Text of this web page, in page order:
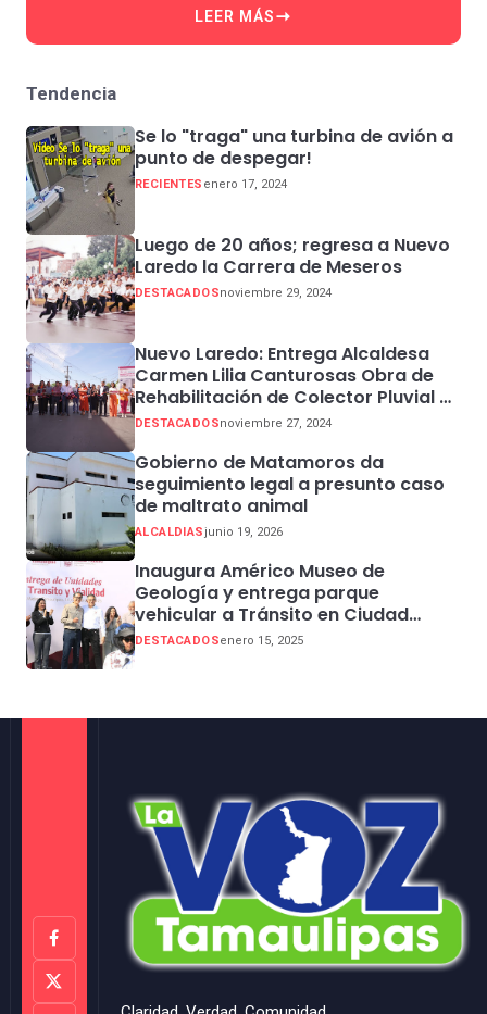
LEER MÁS
Tendencia
Se lo "traga" una turbina de avión a
punto de despegar!
RECIENTES enero 17, 2024
Luego de 20 años; regresa a Nuevo
Laredo la Carrera de Meseros
DESTACADOSnoviembre 29, 2024
Nuevo Laredo: Entrega Alcaldesa
Carmen Lilia Canturosas Obra de
Rehabilitación de Colector Pluvial en
Sector Centro
DESTACADOSnoviembre 27, 2024
Gobierno de Matamoros da
seguimiento legal a presunto caso
de maltrato animal
ALCALDIASjunio 19, 2026
Inaugura Américo Museo de
Geología y entrega parque
vehicular a Tránsito en Ciudad
Madero
DESTACADOSenero 15, 2025